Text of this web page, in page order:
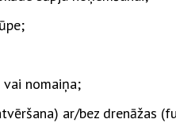
vai nomaiņa;
ar/bez drenāžas